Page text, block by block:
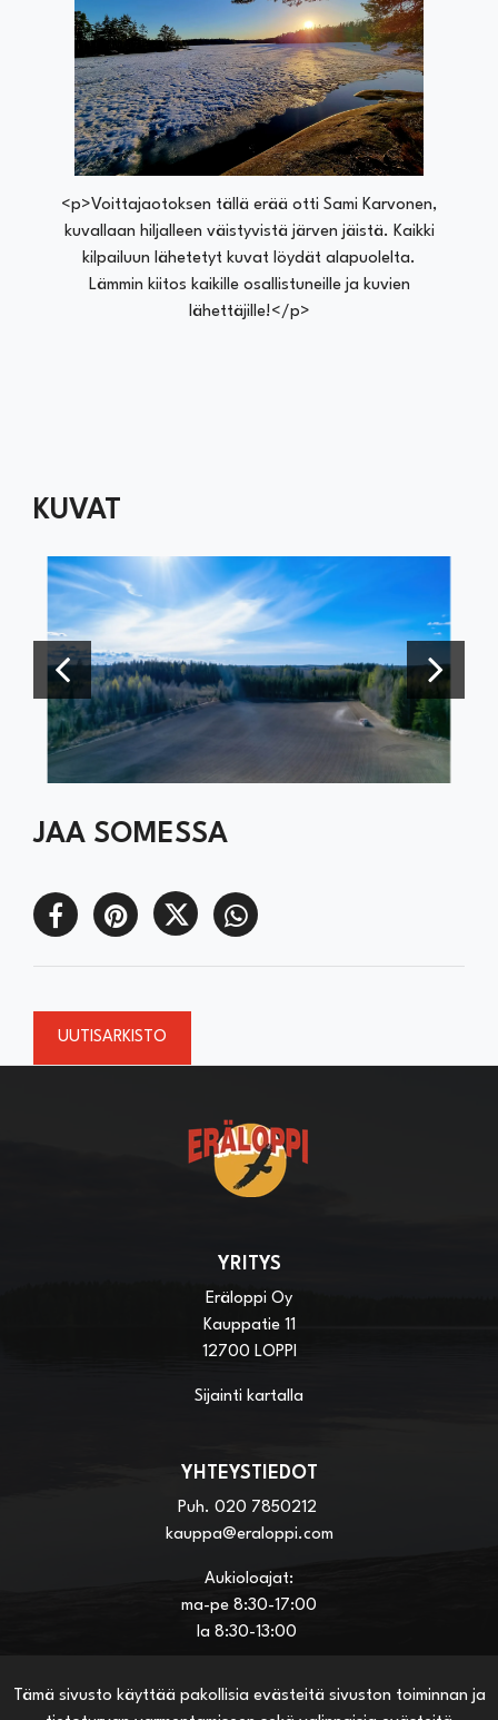
Tämä sivusto käyttää pakollisia evästeitä sivuston toiminnan ja
<p>Voittajaotoksen tällä erää otti Sami Karvonen,
kuvallaan hiljalleen väistyvistä järven jäistä. Kaikki
kilpailuun lähetetyt kuvat löydät alapuolelta.
Lämmin kiitos kaikille osallistuneille ja kuvien
lähettäjille!</p>
KUVAT
JAA SOMESSA
UUTISARKISTO
YRITYS
Eräloppi Oy
Kauppatie 11
12700 LOPPI
Sijainti kartalla
YHTEYSTIEDOT
Puh. 020 7850212
kauppa@eraloppi.com
Aukioloajat:
ma-pe 8:30-17:00
la 8:30-13:00
HYÖDYLLISIÄ LINKKEJÄ